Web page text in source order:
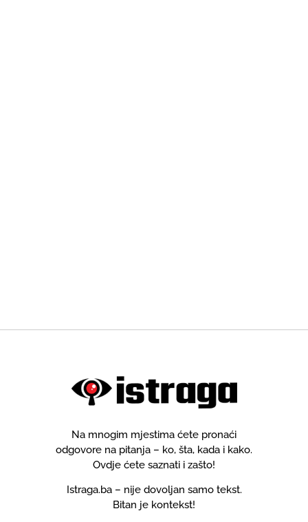
Na mnogim mjestima ćete pronaći
odgovore na pitanja – ko, šta, kada i kako.
Ovdje ćete saznati i zašto!
Istraga.ba – nije dovoljan samo tekst.
Bitan je kontekst!